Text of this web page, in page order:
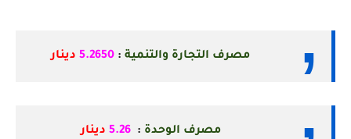
مصرف التجارة والتنمية :
5.2650 دينار
مصرف الوحدة :
5.26 دينار